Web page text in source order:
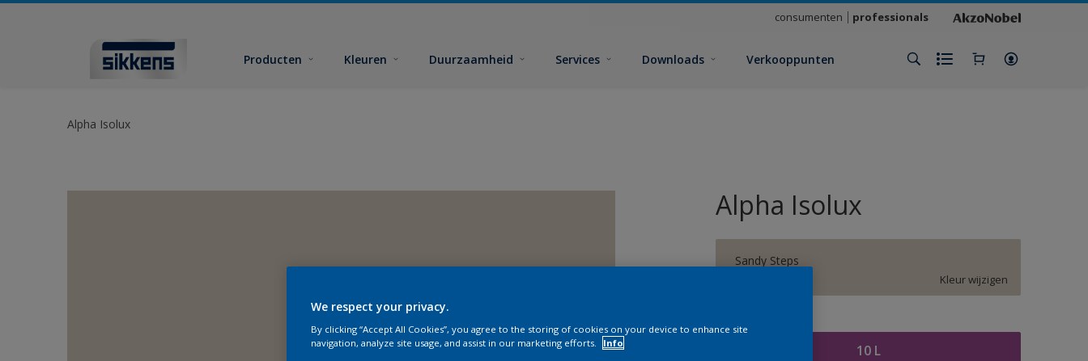
consumenten professionals
Producten Kleuren Duurzaamheid Services Downloads Verkooppunten
Alpha Isolux
Alpha Isolux
Sandy Steps
Kleur wijzigen
Grootte
10 L
We respect your privacy.
By clicking “Accept All Cookies”, you agree to the storing of cookies on your device to enhance site
navigation, analyze site usage, and assist in our marketing efforts.
Info